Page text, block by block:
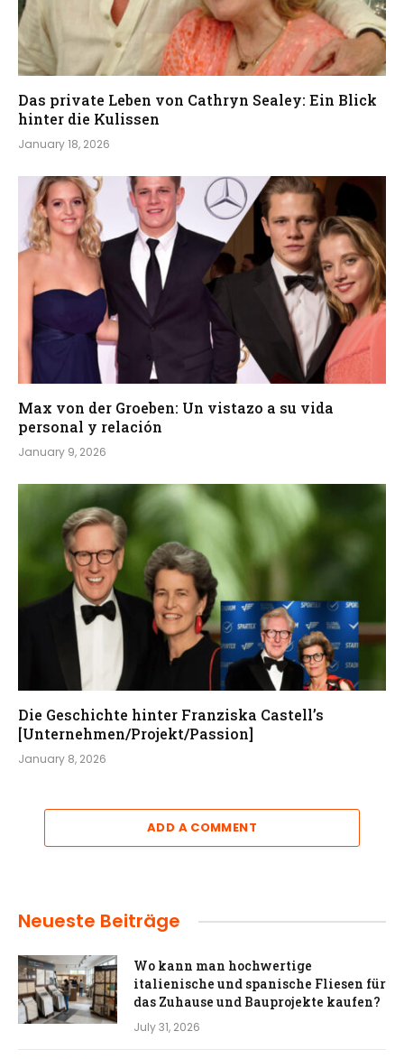
Das private Leben von Cathryn Sealey: Ein Blick
hinter die Kulissen
January 18, 2026
Max von der Groeben: Un vistazo a su vida
personal y relación
January 9, 2026
Die Geschichte hinter Franziska Castell’s
[Unternehmen/Projekt/Passion]
January 8, 2026
ADD A COMMENT
Neueste Beiträge
Wo kann man hochwertige
italienische und spanische Fliesen für
das Zuhause und Bauprojekte kaufen?
July 31, 2026